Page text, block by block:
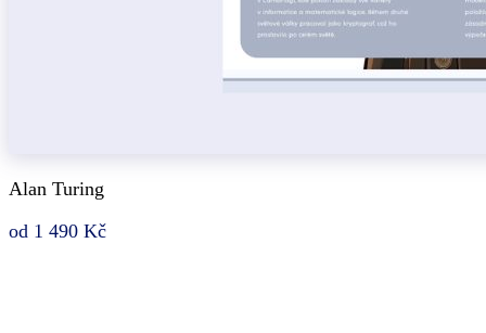
Alan Turing
od 1 490 Kč